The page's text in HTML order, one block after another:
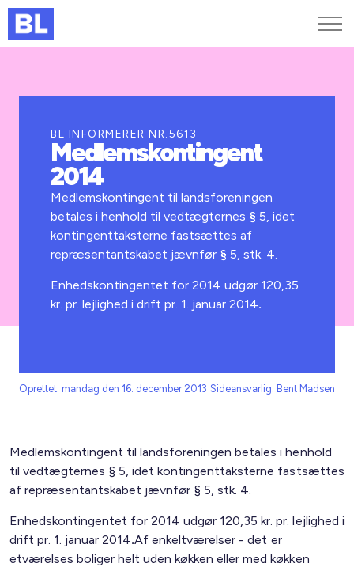
Kurser og arrangementer
Jobportalen
BL INFORMERER NR.5613
Medlemskontingent
2014
Medlemskontingent til landsforeningen
betales i henhold til vedtægternes § 5, idet
kontingenttaksterne fastsættes af
repræsentantskabet jævnfør § 5, stk. 4.
Enhedskontingentet for 2014 udgør 120,35
kr. pr. lejlighed i drift pr. 1. januar 2014.
Oprettet: mandag den 16. december 2013 Sideansvarlig: Bent Madsen
Medlemskontingent til landsforeningen betales i henhold
til vedtægternes § 5, idet kontingenttaksterne fastsættes
af repræsentantskabet jævnfør § 5, stk. 4.
Enhedskontingentet for 2014 udgør 120,35 kr. pr. lejlighed i
drift pr. 1. januar 2014.Af enkeltværelser - det er
etværelses boliger helt uden køkken eller med køkken